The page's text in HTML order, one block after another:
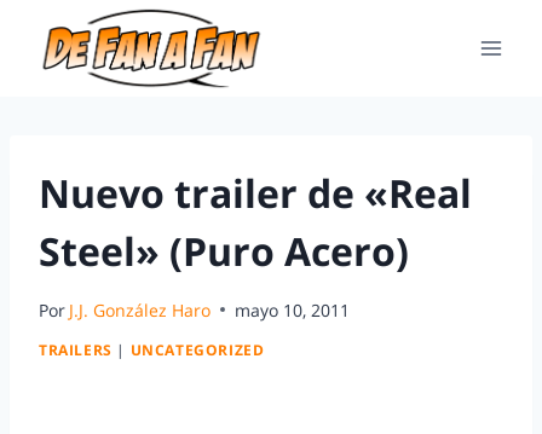
Nuevo trailer de «Real
Steel» (Puro Acero)
Por J.J. González Haro mayo 10, 2011
TRAILERS | UNCATEGORIZED